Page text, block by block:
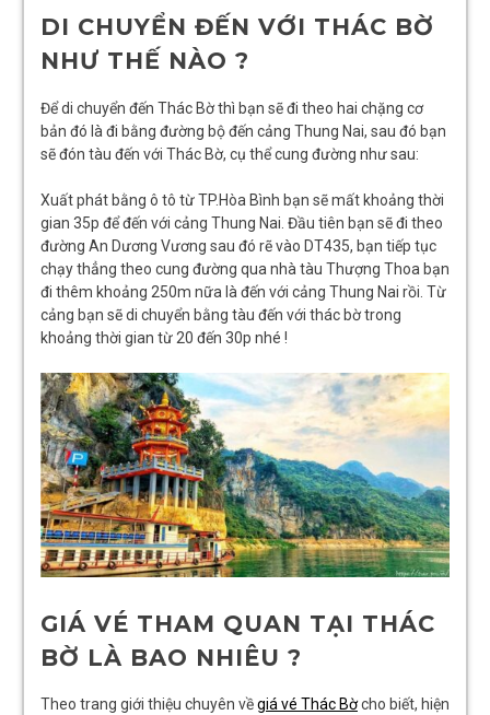
DI CHUYỂN ĐẾN VỚI THÁC BỜ
NHƯ THẾ NÀO ?
Để di chuyển đến Thác Bờ thì bạn sẽ đi theo hai chặng cơ
bản đó là đi bằng đường bộ đến cảng Thung Nai, sau đó bạn
sẽ đón tàu đến với Thác Bờ, cụ thể cung đường như sau:
Xuất phát bằng ô tô từ TP.Hòa Bình bạn sẽ mất khoảng thời
gian 35p để đến với cảng Thung Nai. Đầu tiên bạn sẽ đi theo
đường An Dương Vương sau đó rẽ vào DT435, bạn tiếp tục
chạy thẳng theo cung đường qua nhà tàu Thượng Thoa bạn
đi thêm khoảng 250m nữa là đến với cảng Thung Nai rồi. Từ
cảng bạn sẽ di chuyển bằng tàu đến với thác bờ trong
khoảng thời gian từ 20 đến 30p nhé !
GIÁ VÉ THAM QUAN TẠI THÁC
BỜ LÀ BAO NHIÊU ?
Theo trang giới thiệu chuyên vềgiá vé Thác Bờcho biết, hiện